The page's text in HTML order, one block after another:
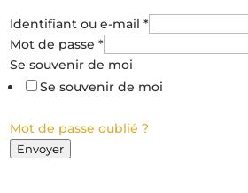
Identifiant ou e-mail*
de
Se
e-
Mot de passe*
Se souvenir de moi
Se souvenir de moi
Mot de passe oublié ?
Envoyer